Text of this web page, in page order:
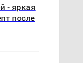
- яркая
после